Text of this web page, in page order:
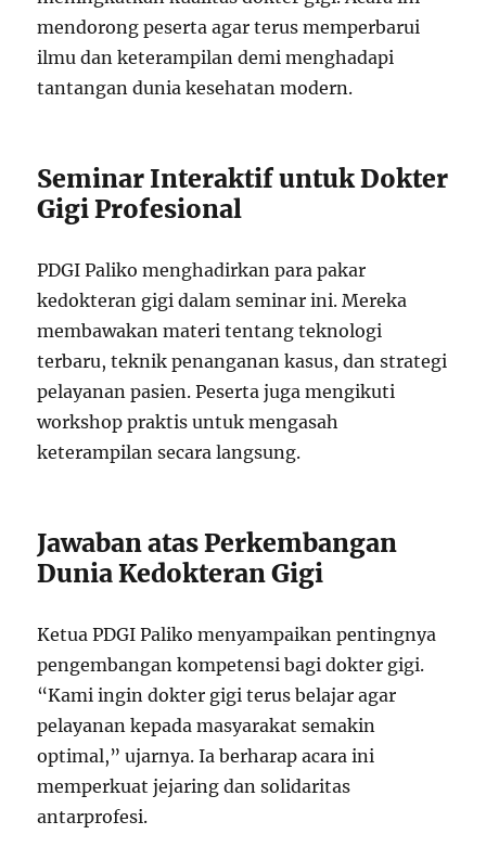
mendorong peserta agar terus memperbarui
ilmu dan keterampilan demi menghadapi
tantangan dunia kesehatan modern.
Seminar Interaktif untuk Dokter
Gigi Profesional
PDGI Paliko menghadirkan para pakar
kedokteran gigi dalam seminar ini. Mereka
membawakan materi tentang teknologi
terbaru, teknik penanganan kasus, dan strategi
pelayanan pasien. Peserta juga mengikuti
workshop praktis untuk mengasah
keterampilan secara langsung.
Jawaban atas Perkembangan
Dunia Kedokteran Gigi
Ketua PDGI Paliko menyampaikan pentingnya
pengembangan kompetensi bagi dokter gigi.
“Kami ingin dokter gigi terus belajar agar
pelayanan kepada masyarakat semakin
optimal,” ujarnya. Ia berharap acara ini
memperkuat jejaring dan solidaritas
antarprofesi.